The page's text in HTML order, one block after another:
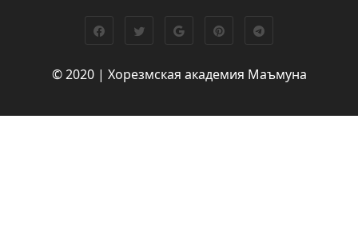
© 2020 | Хорезмская академия Маъмуна